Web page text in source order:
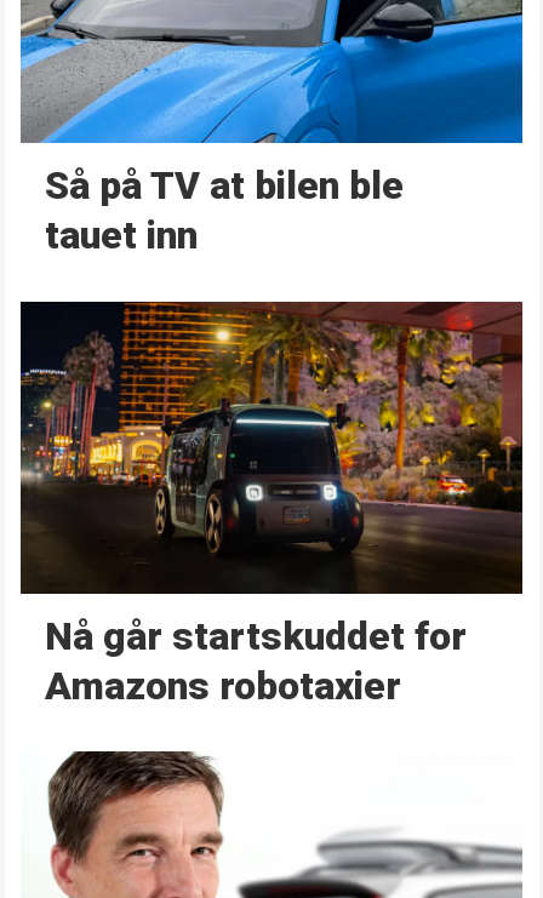
Så på TV at bilen ble
tauet inn
Nå går start­skuddet for
Amazons robotaxier